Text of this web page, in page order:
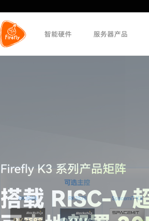
智能硬件 服务器产品